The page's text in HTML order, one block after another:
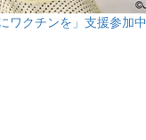
ワクチンを」支援参加中